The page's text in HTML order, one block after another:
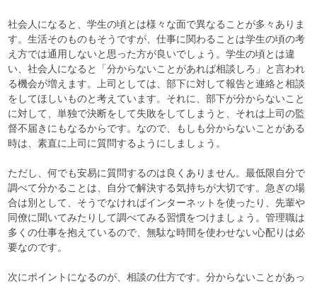
プ
社会人になると、学生の頃とは様々な面で異なることが多々ありま
す。生活そのものもそうですが、仕事に関わることは学生の頃の考
え方では通用しないと思った方が良いでしょう。学生の頃とは違
い、社会人になると「分からないことがあれば相談しろ」と言われ
る機会が増えます。上司としては、部下に対して報告と連絡と相談
をしてほしいものと考えています。それに、部下が分からないこと
に対して、単独で決断をして失敗をしてしまうと、それは上司の監
督不届きにもなるからです。なので、もしも分からないことがある
時は、素直に上司に質問するようにしましょう。
ただし、何でも安易に質問するのは良くありません。最低限自分で
調べて分かることは、自分で解決する気持ちが大切です。急ぎの場
合は別として、そうでなければインターネットを使ったり、先輩や
同僚に聞いてみたりして調べてみる習慣をつけましょう。管理職は
多くの仕事を抱えているので、無駄な時間を使わせない心配りは必
要なのです。
次にポイントになるのが、相談の仕方です。分からないことがあっ